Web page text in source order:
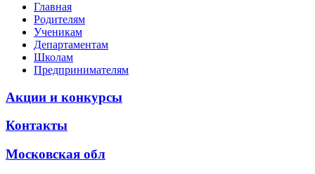
Главная
Родителям
Ученикам
Департаментам
Школам
Предпринимателям
Акции и конкурсы
Контакты
Московская обл